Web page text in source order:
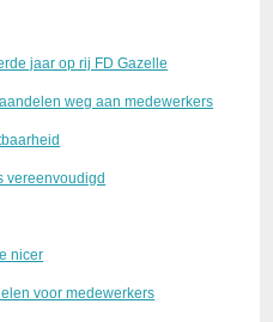
jaar op rij FD Gazelle
weg aan medewerkers
vereenvoudigd
nicer
voor medewerkers